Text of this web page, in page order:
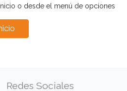
o desde el menú de opciones
Redes Sociales